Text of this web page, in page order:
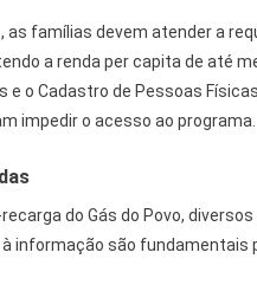
as famílias devem atender a
a renda per capita de até
o Cadastro de Pessoas
impedir o acesso ao programa.
do Gás do Povo,
informação são fundamentais